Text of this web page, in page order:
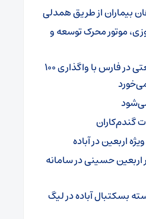
بیماران از طریق همدلی
موتور محرک توسعه و
چهار طرح شهرک صنعتی در فارس با واگذاری ۱۰۰
گندم‌کاران
اربعین در آباده
هزار زائر اربعین حسینی در سامانه
بسکتبال آباده در لیگ